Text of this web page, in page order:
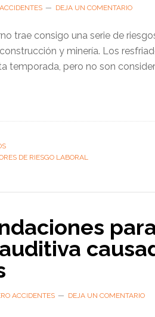
DEJA UN COMENTARIO
trae consigo una serie de
y minería. Los
temporada, pero no son
DE RIESGO LABORAL
ACCIDENTES DEJA UN COMENTARIO